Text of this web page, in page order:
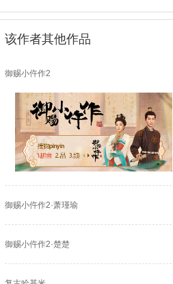
该作者其他作品
御赐小仵作2
御赐小仵作2·萧瑾瑜
御赐小仵作2·楚楚